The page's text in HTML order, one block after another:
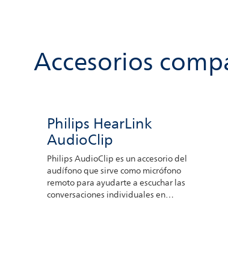
Accesorios
Philips HearLink
AudioClip
Philips AudioClip es un accesorio del
audífono que sirve como micrófono
remoto para ayudarte a escuchar las
conversaciones individuales en